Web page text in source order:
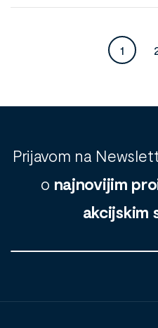
1
Prijavom na
o najnovijim
akcijskim